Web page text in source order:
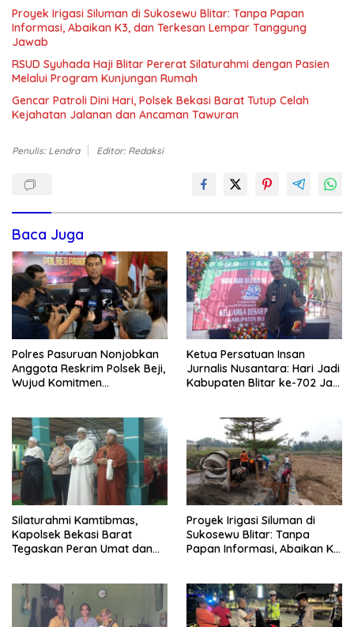
Proyek Irigasi Siluman di Sukosewu Blitar: Tanpa Papan
Informasi, Abaikan K3, dan Terkesan Lempar Tanggung
Jawab
RSUD Syuhada Haji Blitar Pererat Silaturahmi dengan Pasien
Melalui Program Kunjungan Rumah
Gencar Patroli Dini Hari, Polsek Bekasi Barat Tutup Celah
Kejahatan Jalanan dan Ancaman Tawuran
Penulis: Lendra Editor: Redaksi
Baca Juga
Polres Pasuruan Nonjobkan
Anggota Reskrim Polsek Beji,
Wujud Komitmen
Ketua Persatuan Insan
Jurnalis Nusantara: Hari Jadi
Kabupaten Blitar ke-702 Jadi
Silaturahmi Kamtibmas,
Kapolsek Bekasi Barat
Tegaskan Peran Umat dan
Proyek Irigasi Siluman di
Sukosewu Blitar: Tanpa
Papan Informasi, Abaikan K3,